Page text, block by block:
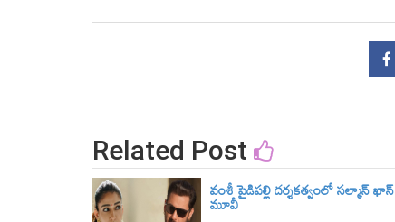
Related Post
వంశీ పైడిపల్లి దర్శకత్వంలో సల్మాన్ ఖాన్
మూవీ